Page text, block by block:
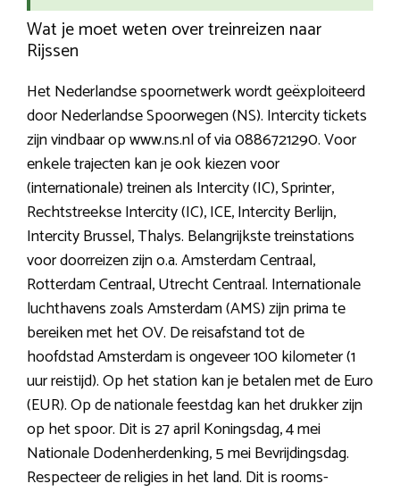
Wat je moet weten over treinreizen naar
Rijssen
Het Nederlandse spoornetwerk wordt geëxploiteerd
door Nederlandse Spoorwegen (NS). Intercity tickets
zijn vindbaar op www.ns.nl of via 0886721290. Voor
enkele trajecten kan je ook kiezen voor
(internationale) treinen als Intercity (IC), Sprinter,
Rechtstreekse Intercity (IC), ICE, Intercity Berlijn,
Intercity Brussel, Thalys. Belangrijkste treinstations
voor doorreizen zijn o.a. Amsterdam Centraal,
Rotterdam Centraal, Utrecht Centraal. Internationale
luchthavens zoals Amsterdam (AMS) zijn prima te
bereiken met het OV. De reisafstand tot de
hoofdstad Amsterdam is ongeveer 100 kilometer (1
uur reistijd). Op het station kan je betalen met de Euro
(EUR). Op de nationale feestdag kan het drukker zijn
op het spoor. Dit is 27 april Koningsdag, 4 mei
Nationale Dodenherdenking, 5 mei Bevrijdingsdag.
Respecteer de religies in het land. Dit is rooms-